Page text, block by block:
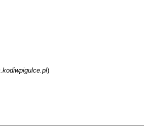
)